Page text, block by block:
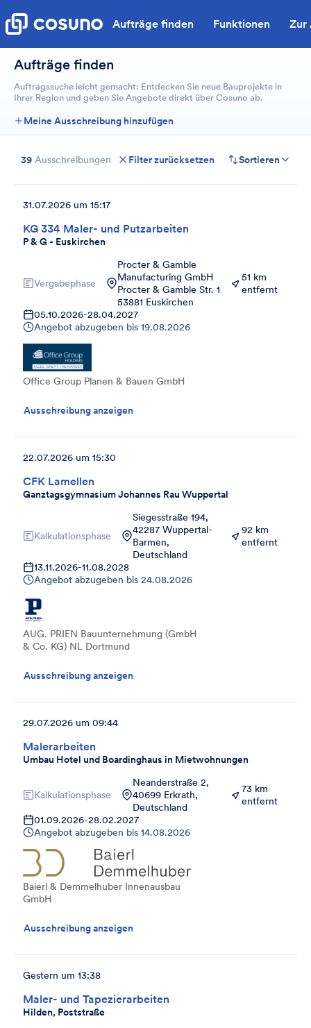
Aufträge finden Funktionen Zur
Aufträge finden
Auftragssuche leicht gemacht: Entdecken Sie neue Bauprojekte in
Ihrer Region und geben Sie Angebote direkt über Cosuno ab.
Meine Ausschreibung hinzufügen
39 Ausschreibungen Filter zurücksetzen Sortieren
KG 334 Maler- und Putzarbeiten
P & G - Euskirchen
31.07.2026 um 15:17
Vergabephase
Procter & Gamble
Manufacturing GmbH
Procter & Gamble Str. 1
53881 Euskirchen
51 km
entfernt
05.10.2026-28.04.2027
Angebot abzugeben bis 19.08.2026
Office Group Planen & Bauen GmbH
Ausschreibung anzeigen
CFK Lamellen
Ganztagsgymnasium Johannes Rau Wuppertal
22.07.2026 um 15:30
Kalkulationsphase
Siegesstraße 194,
42287 Wuppertal-
Barmen,
Deutschland
92 km
entfernt
13.11.2026-11.08.2028
Angebot abzugeben bis 24.08.2026
AUG. PRIEN Bauunternehmung (GmbH
& Co. KG) NL Dortmund
Ausschreibung anzeigen
Malerarbeiten
Umbau Hotel und Boardinghaus in Mietwohnungen
29.07.2026 um 09:44
Kalkulationsphase
Neanderstraße 2,
40699 Erkrath,
Deutschland
73 km
entfernt
01.09.2026-28.02.2027
Angebot abzugeben bis 14.08.2026
Baierl & Demmelhuber Innenausbau
GmbH
Ausschreibung anzeigen
Maler- und Tapezierarbeiten
Hilden, Poststraße
Gestern um 13:38